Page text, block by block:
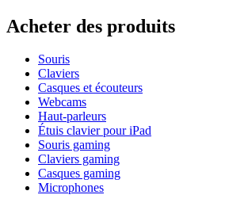
Acheter des produits
Souris
Claviers
Casques et écouteurs
Webcams
Haut-parleurs
Étuis clavier pour iPad
Souris gaming
Claviers gaming
Casques gaming
Microphones